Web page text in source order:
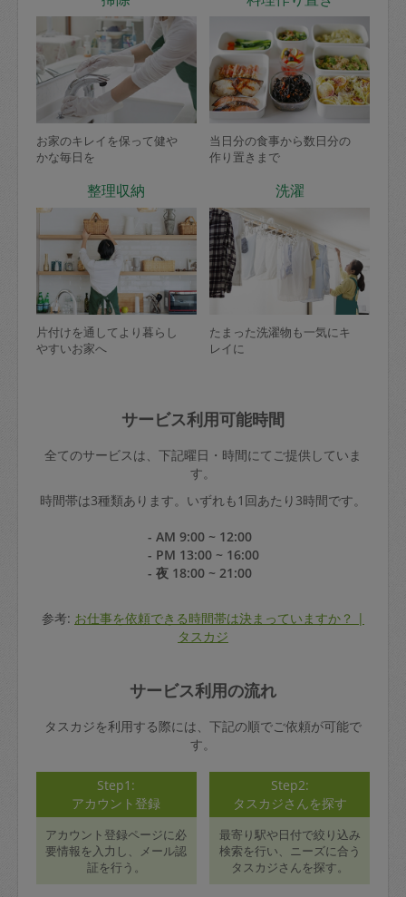
お家のキレイを保って健や
かな毎日を
当日分の食事から数日分の
作り置きまで
整理収納
片付けを通してより暮らし
やすいお家へ
洗濯
たまった洗濯物も一気にキ
レイに
サービス利用可能時間
全てのサービスは、下記曜日・時間にてご提供していま
す。
時間帯は3種類あります。いずれも1回あたり3時間です。
- AM 9:00 ~ 12:00
- PM 13:00 ~ 16:00
- 夜 18:00 ~ 21:00
参考: お仕事を依頼できる時間帯は決まっていますか？ |
タスカジ
サービス利用の流れ
タスカジを利用する際には、下記の順でご依頼が可能で
す。
Step1:
アカウント登録
アカウント登録ページに必
要情報を入力し、メール認
証を行う。
Step2:
タスカジさんを探す
最寄り駅や日付で絞り込み
検索を行い、ニーズに合う
タスカジさんを探す。